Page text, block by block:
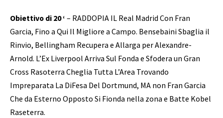
Obiettivo di 20 ‘ – RADDOPIA IL Real Madrid Con Fran
Garcia, Fino a Qui Il Migliore a Campo. Bensebaini Sbaglia il
Rinvio, Bellingham Recupera e Allarga per Alexandre-
Arnold. L’Ex Liverpool Arriva Sul Fonda e Sfodera un Gran
Cross Rasoterra Cheglia Tutta L’Area Trovando
Impreparata La DiFesa Del Dortmund, MA non Fran Garcia
Che da Esterno Opposto Si Fionda nella zona e Batte Kobel
Raseterra.